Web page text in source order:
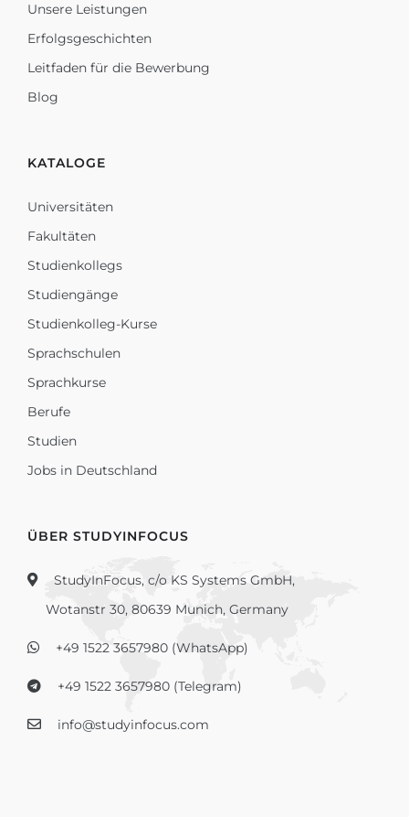
Unsere Leistungen
Erfolgsgeschichten
Leitfaden für die Bewerbung
Blog
KATALOGE
Universitäten
Fakultäten
Studienkollegs
Studiengänge
Studienkolleg-Kurse
Sprachschulen
Sprachkurse
Berufe
Studien
Jobs in Deutschland
ÜBER STUDYINFOCUS
StudyInFocus, c/o KS Systems GmbH,
Wotanstr 30, 80639 Munich, Germany
+49 1522 3657980 (WhatsApp)
+49 1522 3657980 (Telegram)
info@studyinfocus.com